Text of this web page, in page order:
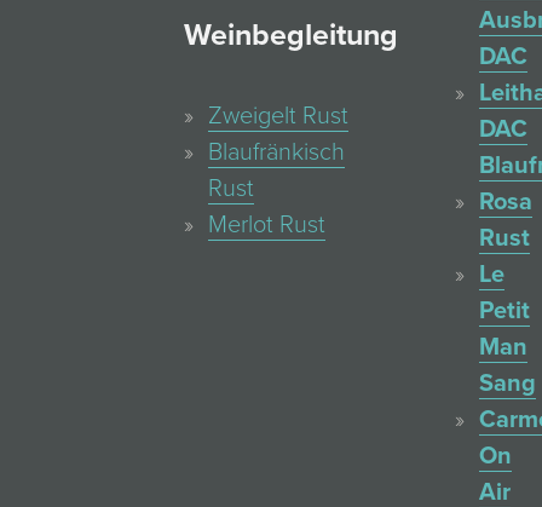
Weinbegleitung
Zweigelt Rust
Blaufränkisch
Rust
Merlot Rust
DAC
DAC
Rosa
Rust
Le
Petit
Man
Sang
On
Air